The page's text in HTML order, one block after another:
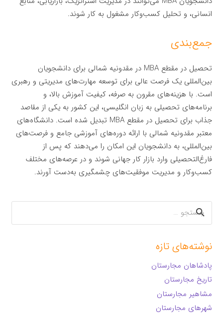
انسانی، و تحلیل کسب‌وکار مشغول به کار شوند.
جمع‌بندی
تحصیل در مقطع MBA در مقدونیه شمالی برای دانشجویان
بین‌المللی یک فرصت عالی برای توسعه مهارت‌های مدیریتی و رهبری
است. با هزینه‌های مقرون به صرفه، کیفیت آموزش بالا، و
برنامه‌های تحصیلی به زبان انگلیسی، این کشور به یکی از مقاصد
جذاب برای تحصیل در مقطع MBA تبدیل شده است. دانشگاه‌های
معتبر مقدونیه شمالی با ارائه دوره‌های آموزشی جامع و فرصت‌های
بین‌المللی، به دانشجویان این امکان را می‌دهند که پس از
فارغ‌التحصیلی وارد بازار کار جهانی شوند و در عرصه‌های مختلف
کسب‌وکار و مدیریت موفقیت‌های چشمگیری به‌دست آورند.
جستجو
برای:
نوشته‌های تازه
پادشاهان مجارستان
تاریخ مجارستان
مشاهیر مجارستان
شهرهای مجارستان